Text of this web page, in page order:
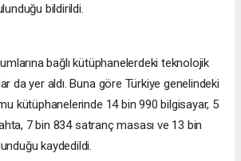
bildirildi.
bağlı kütüphanelerdeki teknolojik
da yer aldı. Buna göre Türkiye genelindeki
kütüphanelerinde 14 bin 990 bilgisayar, 5
7 bin 834 satranç masası ve 13 bin
kaydedildi.